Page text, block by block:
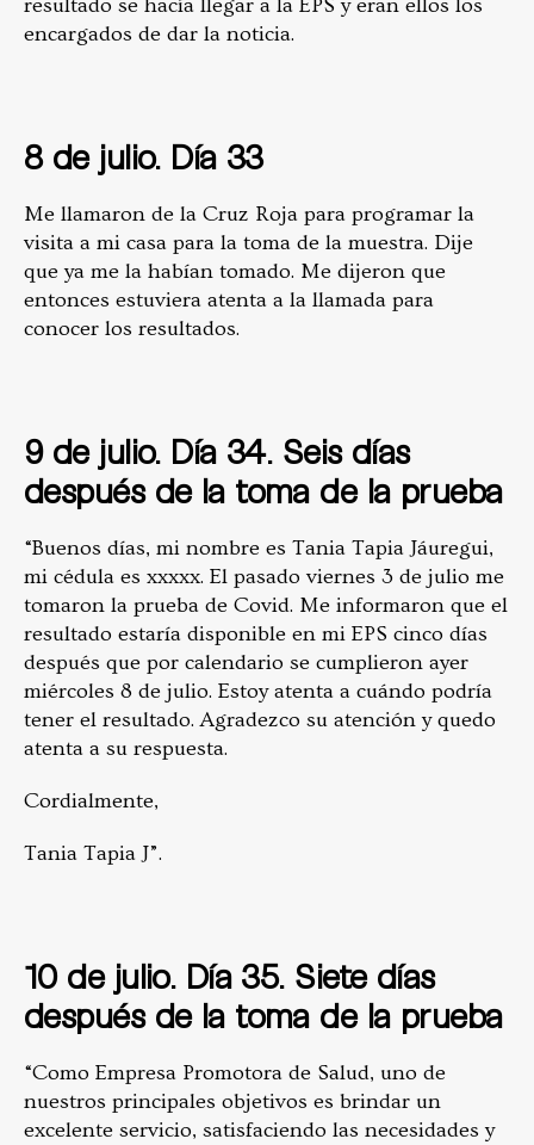
resultado se hacía llegar a la EPS y eran ellos los
encargados de dar la noticia.
8 de julio. Día 33
Me llamaron de la Cruz Roja para programar la
visita a mi casa para la toma de la muestra. Dije
que ya me la habían tomado. Me dijeron que
entonces estuviera atenta a la llamada para
conocer los resultados.
9 de julio. Día 34. Seis días
después de la toma de la prueba
“Buenos días, mi nombre es Tania Tapia Jáuregui,
mi cédula es xxxxx. El pasado viernes 3 de julio me
tomaron la prueba de Covid. Me informaron que el
resultado estaría disponible en mi EPS cinco días
después que por calendario se cumplieron ayer
miércoles 8 de julio. Estoy atenta a cuándo podría
tener el resultado. Agradezco su atención y quedo
atenta a su respuesta.
Cordialmente,
Tania Tapia J”.
10 de julio. Día 35. Siete días
después de la toma de la prueba
“Como Empresa Promotora de Salud, uno de
nuestros principales objetivos es brindar un
excelente servicio, satisfaciendo las necesidades y